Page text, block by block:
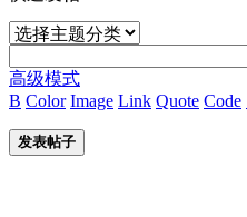
高级模式
B Color Image Link Quote Code
发表帖子